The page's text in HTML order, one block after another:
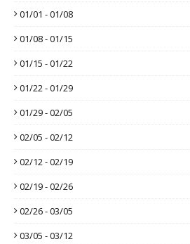
01/01 - 01/08
01/08 - 01/15
01/15 - 01/22
01/22 - 01/29
01/29 - 02/05
02/05 - 02/12
02/12 - 02/19
02/19 - 02/26
02/26 - 03/05
03/05 - 03/12